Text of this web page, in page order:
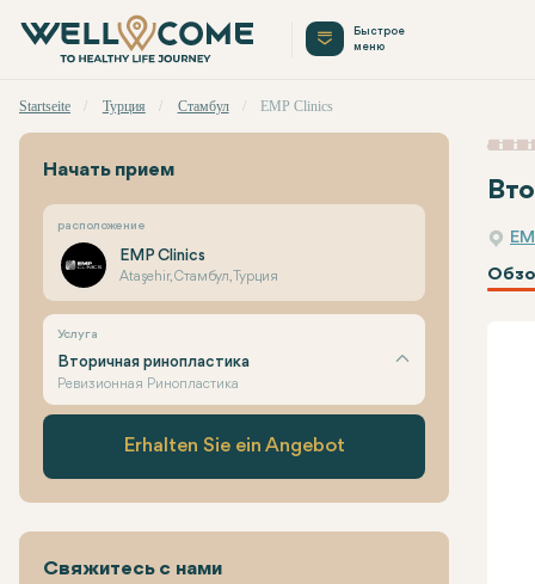
Быстрое
меню
Startseite Турция Стамбул EMP Clinics
Начать прием
расположение
EMP Clinics
Ataşehir, Стамбул, Турция
Услуга
Вторичная ринопластика
Ревизионная Ринопластика
Erhalten Sie ein Angebot
Свяжитесь с нами